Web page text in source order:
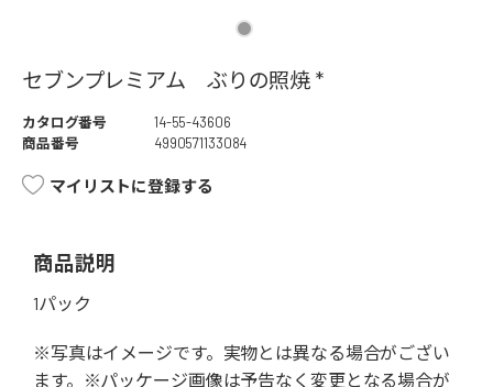
セブンプレミアム ぶりの照焼 *
カタログ番号
14-55-43606
商品番号
4990571133084
マイリストに登録する
商品説明
1パック
※写真はイメージです。実物とは異なる場合がござい
ます。※パッケージ画像は予告なく変更となる場合が